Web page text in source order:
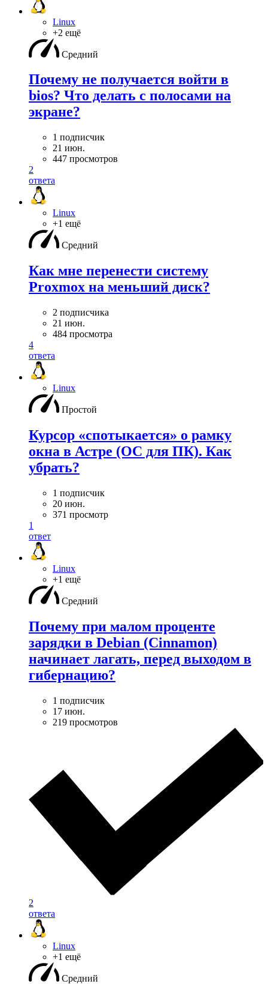
Linux
+2 ещё
Средний
Почему не получается войти в
bios? Что делать с полосами на
экране?
1 подписчик
21 июн.
447 просмотров
2
ответа
Linux
+1 ещё
Средний
Как мне перенести систему
Proxmox на меньший диск?
2 подписчика
21 июн.
484 просмотра
4
ответа
Linux
Простой
Курсор «спотыкается» о рамку
окна в Астре (ОС для ПК). Как
убрать?
1 подписчик
20 июн.
371 просмотр
1
ответ
Linux
+1 ещё
Средний
Почему при малом проценте
зарядки в Debian (Cinnamon)
начинает лагать, перед выходом в
гибернацию?
1 подписчик
17 июн.
219 просмотров
2
ответа
Linux
+1 ещё
Средний